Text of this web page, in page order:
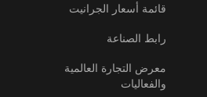
قائمة أسعار الجرانيت
رابط الصناعة
معرض التجارة العالمية
والفعاليات